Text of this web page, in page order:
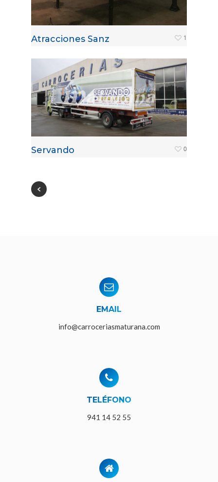
Atracciones Sanz 1
Servando 0
EMAIL
info@carroceriasmaturana.com
TELÉFONO
941 14 52 55